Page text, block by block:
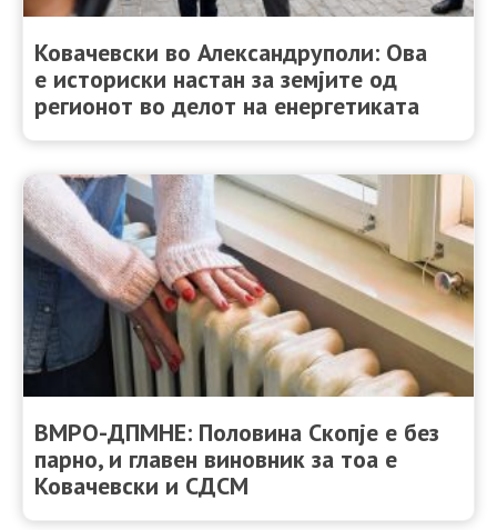
Ковачевски во Александрyполи: Ова
е историски настан за земјите од
регионот во делот на енергетиката
ВМРО-ДПМНЕ: Половина Скопје е без
парно, и главен виновник за тоа е
Ковачевски и СДСМ